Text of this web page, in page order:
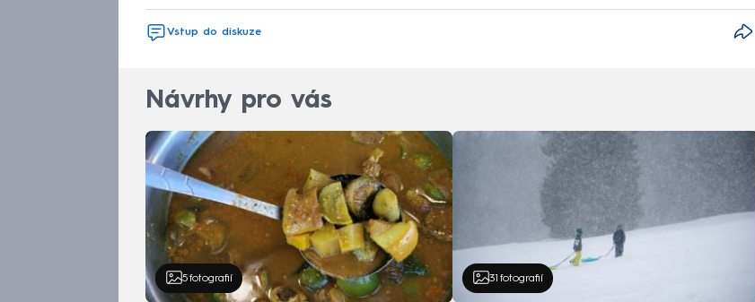
Vstup do diskuze
Návrhy pro vás
5 fotografií 31 fotografií